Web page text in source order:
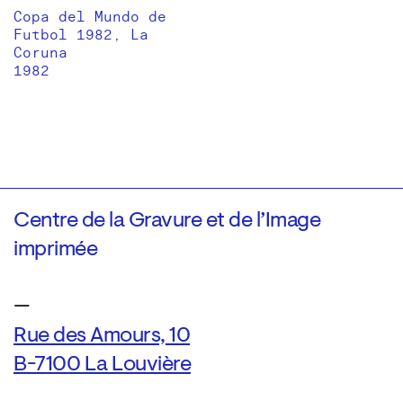
Copa del Mundo de
Futbol 1982, La
Coruna
1982
Centre de la Gravure et de l’Image
imprimée
—
Rue des Amours, 10
B-7100 La Louvière